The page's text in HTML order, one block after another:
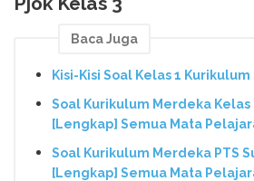
Baca Juga
Kisi-Kisi Soal Kelas 1
Soal Kurikulum Merdeka Kelas
[Lengkap] Semua Mata
Soal Kurikulum Merdeka PTS
[Lengkap] Semua Mata